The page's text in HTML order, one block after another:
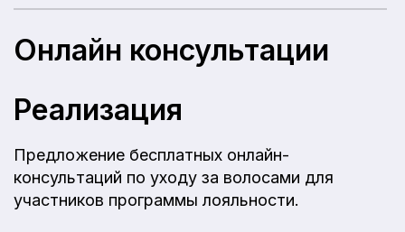
Онлайн консультации
Реализация
Предложение бесплатных онлайн-
консультаций по уходу за волосами для
участников программы лояльности.